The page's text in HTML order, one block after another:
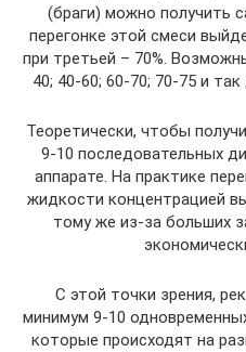
(браги) можно получить
перегонке этой смеси
при третьей – 70%.
40; 40-60; 60-70; 70-75 и
Теоретически, чтобы
9-10 последовательных
аппарате. На практике
жидкости концентрацией
тому же из-за больших
С этой точки зрения,
минимум 9-10
которые происходят на